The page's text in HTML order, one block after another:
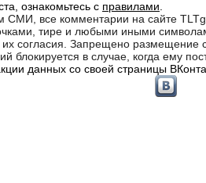
ознакомьтесь с правилами
СМИ, все комментарии на сайте
тире и любыми иными
согласия. Запрещено
в случае, когда ему
данных со своей страницы